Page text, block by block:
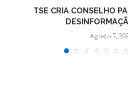
TSE CRIA CONSELHO
Agosto 7,